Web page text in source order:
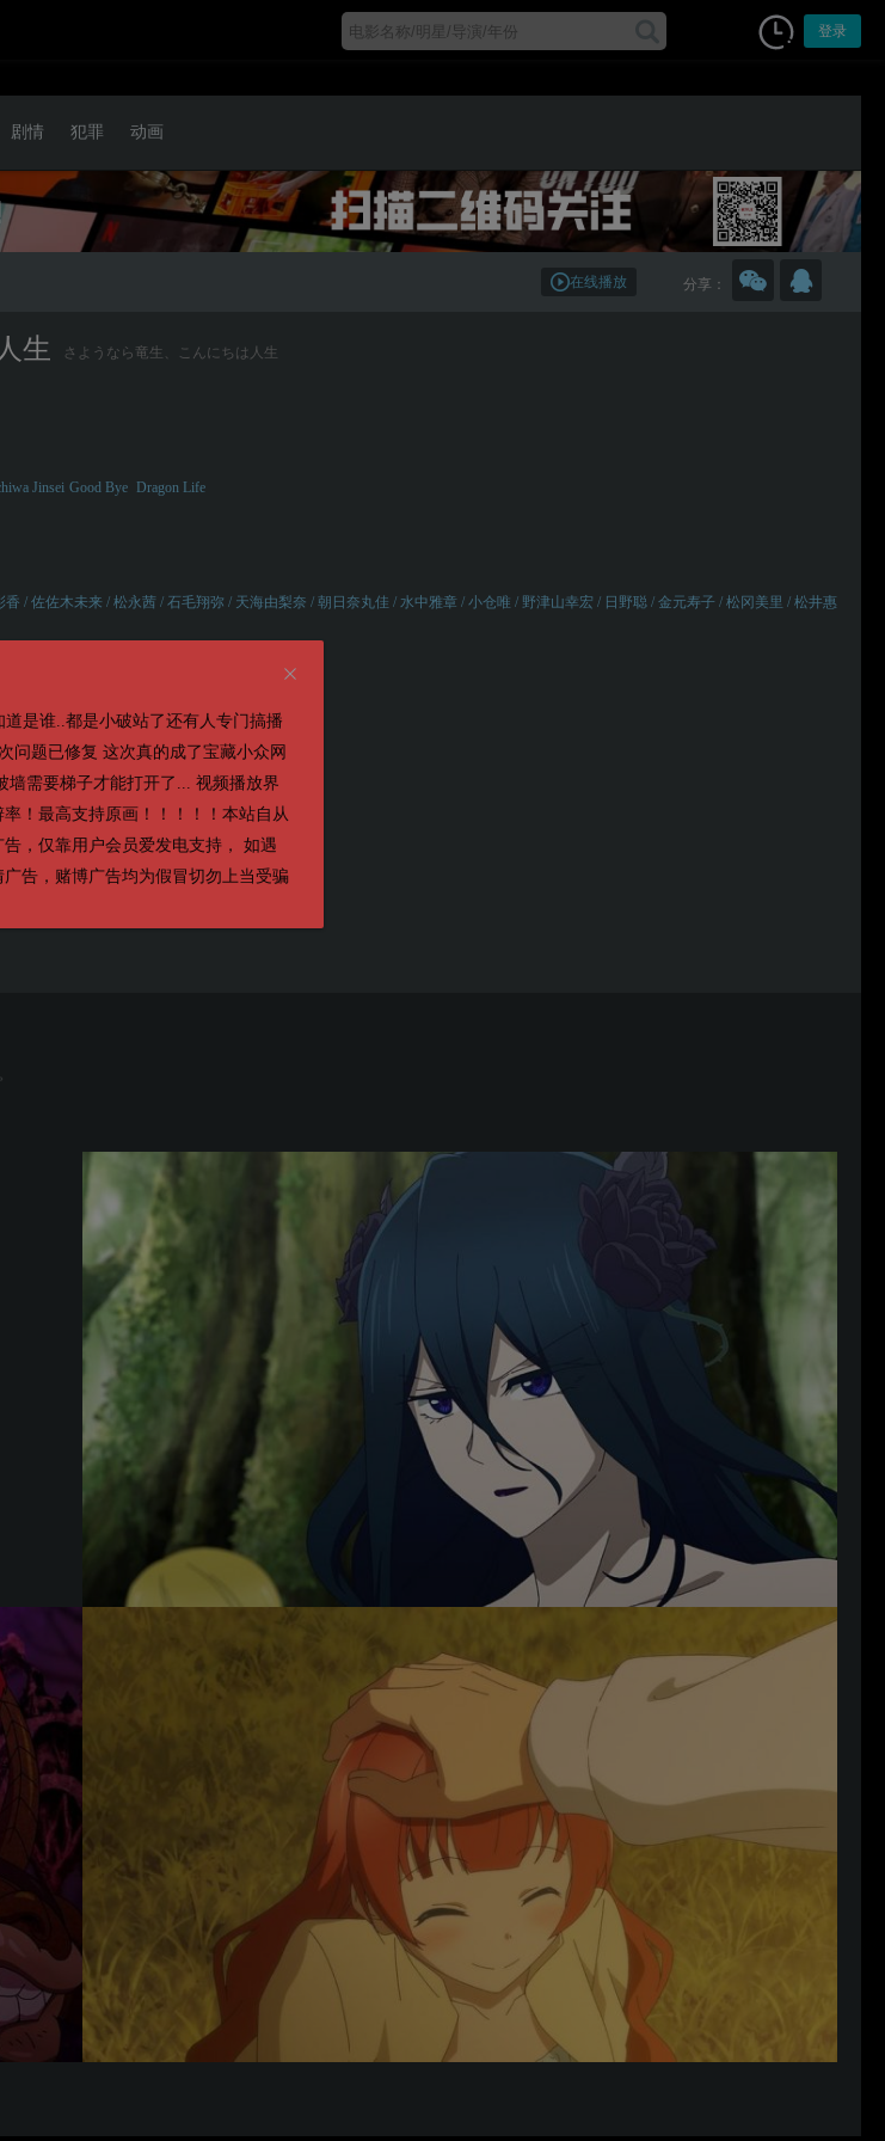
登录
道是谁..都是小破站了还有人专门搞播
问题已修复 这次真的成了宝藏小众网
墙需要梯子才能打开了... 视频播放界
！最高支持原画！！！！！本站自从
，仅靠用户会员爱发电支持， 如遇
告，赌博广告均为假冒切勿上当受骗
剧情 犯罪 动画
分享：
在线播放
生 さようなら竜生、こんにちは人生
Jinsei Good Bye Dragon Life
/ 佐佐木未来 / 松永茜 / 石毛翔弥 / 天海由梨奈 / 朝日奈丸佳 / 水中雅章 / 小仓唯 / 野津山幸宏 / 日野聪 / 金元寿子 / 松冈美里 / 松井惠